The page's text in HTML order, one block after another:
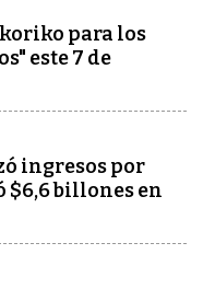
para los
este 7 de
ingresos por
$6,6 billones en